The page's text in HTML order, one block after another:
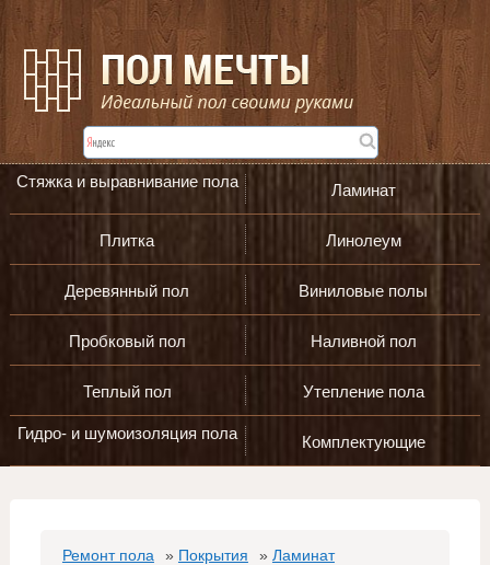
Стяжка и выравнивание пола Ламинат
Плитка Линолеум
Деревянный пол Виниловые полы
Пробковый пол Наливной пол
Теплый пол Утепление пола
Гидро- и шумоизоляция пола Комплектующие
Ремонт пола » Покрытия » Ламинат